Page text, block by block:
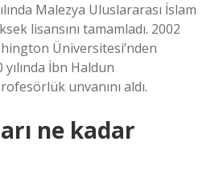
Malezya Uluslararası İslam
lisansını tamamladı. 2002
Üniversitesi’nden
yılında İbn Haldun
unvanını aldı.
ne kadar